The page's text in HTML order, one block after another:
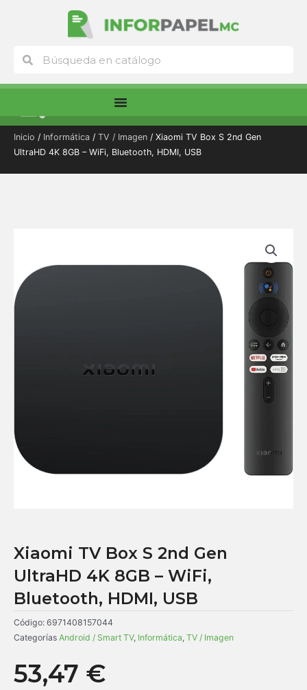
Buscar
Inicio / Informática / TV / Imagen / Xiaomi TV Box S 2nd Gen
UltraHD 4K 8GB – WiFi, Bluetooth, HDMI, USB
Xiaomi TV Box S 2nd Gen
UltraHD 4K 8GB – WiFi,
Bluetooth, HDMI, USB
Código: 6971408157044
Categorías Android / Smart TV, Informática, TV / Imagen
53,47 €